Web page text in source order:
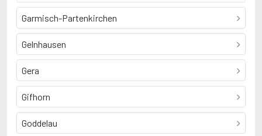
Garmisch-Partenkirchen
Gelnhausen
Gera
Gifhorn
Goddelau